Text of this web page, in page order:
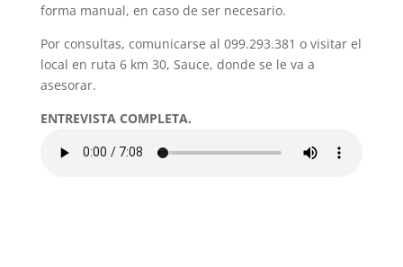
forma manual, en caso de ser necesario.
Por consultas, comunicarse al 099.293.381 o visitar el
local en ruta 6 km 30, Sauce, donde se le va a
asesorar.
ENTREVISTA COMPLETA.